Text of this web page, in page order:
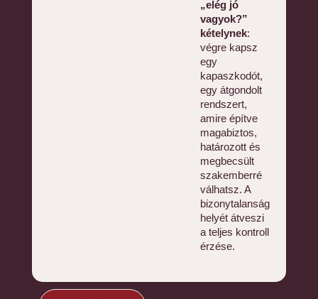
„elég jó
vagyok?”
kételynek:
végre kapsz
egy
kapaszkodót,
egy átgondolt
rendszert,
amire építve
magabiztos,
határozott és
megbecsült
szakemberré
válhatsz. A
bizonytalanság
helyét átveszi
a teljes kontroll
érzése.